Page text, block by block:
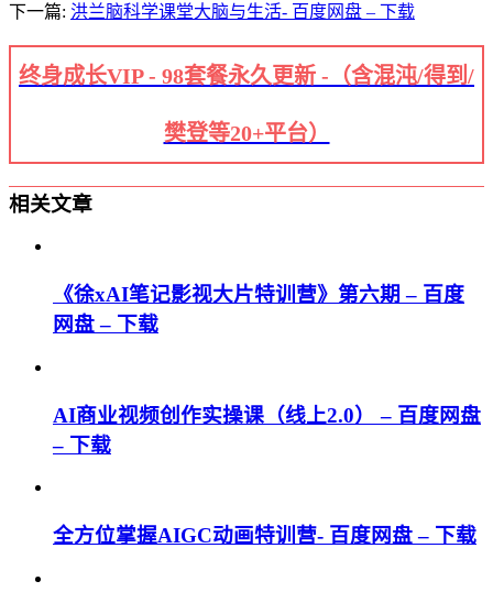
下一篇: 洪兰脑科学课堂大脑与生活- 百度网盘 – 下载
终身成长VIP - 98套餐永久更新 -（含混沌/得到/
樊登等20+平台）
相关文章
《徐xAI笔记影视大片特训营》第六期 – 百度
网盘 – 下载
AI商业视频创作实操课（线上2.0） – 百度网盘
– 下载
全方位掌握AIGC动画特训营- 百度网盘 – 下载